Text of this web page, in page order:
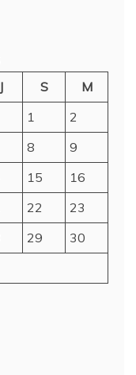
J S
M
1
2
8
9
15
16
22
23
29
30